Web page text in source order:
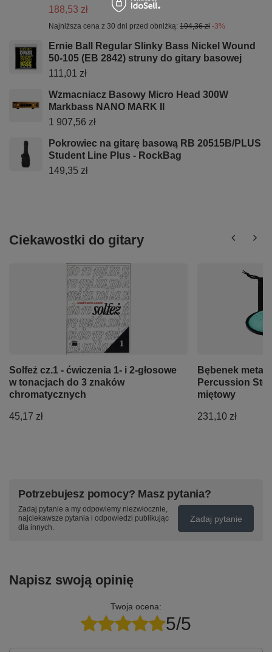
188,53 zł
Najniższa cena z 30 dni przed obniżką: 194,36 zł -3%
Ernie Ball Regular Slinky Bass Nickel Wound
50-105 (EB 2842) struny do gitary basowej
111,01 zł
Wzmacniacz Basowy Micro Head 300W
Markbass NANO MARK II
1 907,56 zł
Pokrowiec na gitarę basową RB 20515B/PLUS
Student Line Plus - RockBag
149,35 zł
Ciekawostki do gitary
Solfeż cz.1 - ćwiczenia 1- i 2-głosowe
w tonacjach do 3 znaków
chromatycznych
45,17 zł
Bębenek
Percussion
miętowy
231,10 zł
Potrzebujesz pomocy? Masz pytania?
Zadaj pytanie a my odpowiemy niezwłocznie,
najciekawsze pytania i odpowiedzi publikując
dla innych.
Zadaj pytanie
Napisz swoją opinię
Twoja ocena:
5/5